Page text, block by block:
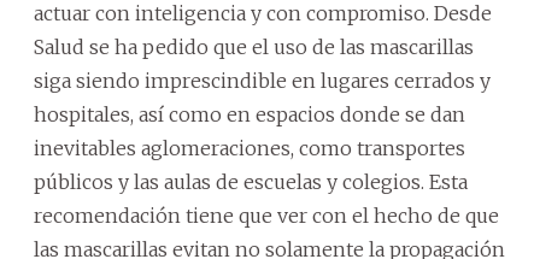
actuar con inteligencia y con compromiso. Desde
Salud se ha pedido que el uso de las mascarillas
siga siendo imprescindible en lugares cerrados y
hospitales, así como en espacios donde se dan
inevitables aglomeraciones, como transportes
públicos y las aulas de escuelas y colegios. Esta
recomendación tiene que ver con el hecho de que
las mascarillas evitan no solamente la propagación